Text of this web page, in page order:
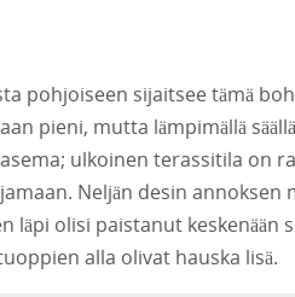
pohjoiseen sijaitsee tämä
pieni, mutta lämpimällä
ulkoinen terassitila on
Neljän desin
läpi olisi paistanut
alla olivat hauska lisä.